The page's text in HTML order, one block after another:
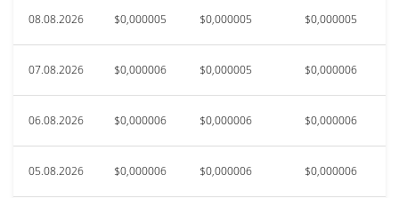
08.08.2026 $0,000005 $0,000005 $0,000005
07.08.2026 $0,000006 $0,000005 $0,000006
06.08.2026 $0,000006 $0,000006 $0,000006
05.08.2026 $0,000006 $0,000006 $0,000006